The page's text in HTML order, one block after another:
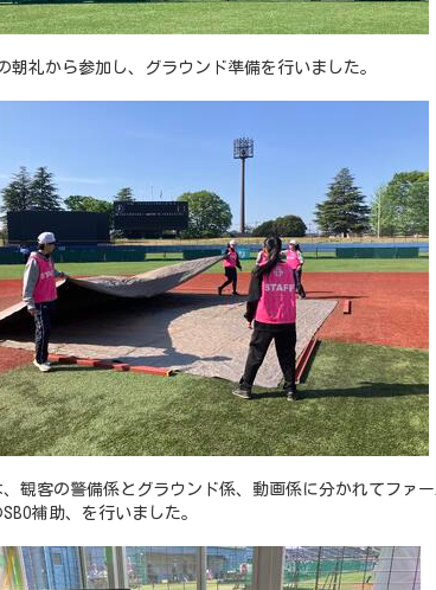
朝礼から参加し、グラウンド準備を行いました。
観客の警備係とグラウンド係、動画係に分かれてファ
補助、を行いました。